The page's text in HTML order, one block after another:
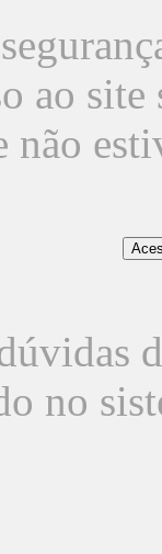
ao
não
no